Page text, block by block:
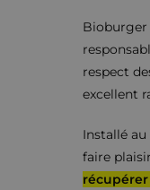
Bioburger
respect
excellent
Installé au
faire
récupérer